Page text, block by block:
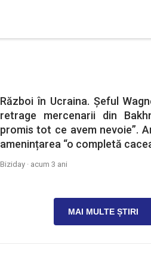
Război în Ucraina. Șeful
retrage mercenarii din
promis tot ce avem nevoie”.
amenințarea “o completă
Biziday · acum 3 ani
MAI MULTE ȘTIRI